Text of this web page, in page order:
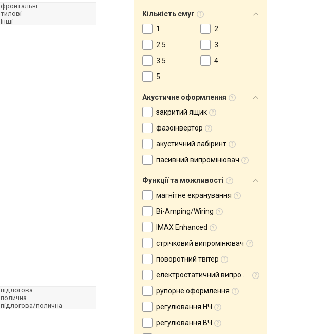
фронтальні
тилові
Інші
підлогова
полична
підлогова/полична
Кількість смуг
1
2
2.5
3
3.5
4
5
Акустичне оформлення
закритий ящик
фазоінвертор
акустичний лабіринт
пасивний випромінювач
Функції та можливості
магнітне екранування
Bi-Amping/Wiring
IMAX Enhanced
стрічковий випромінювач
поворотний твітер
електростатичний випромінювач
рупорне оформлення
регулювання НЧ
регулювання ВЧ